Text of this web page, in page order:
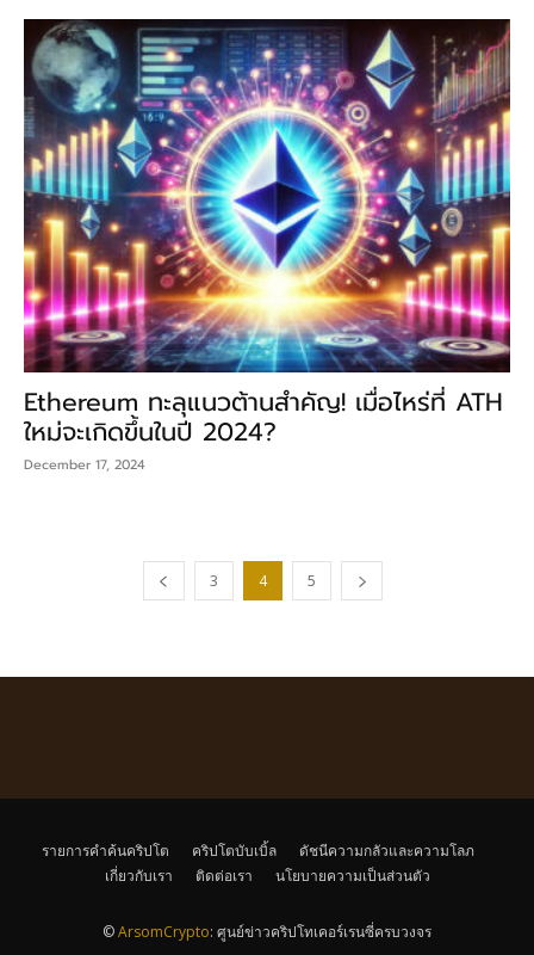
Ethereum ทะลุแนวต้านสำคัญ! เมื่อไหร่ที่ ATH
ใหม่จะเกิดขึ้นในปี 2024?
December 17, 2024
3 4 5
รายการคำค้นคริปโต คริปโตบับเบิ้ล
ดัชนีความกลัวและความโลภ
เกี่ยวกับเรา
ติดต่อเรา นโยบายความเป็นส่วนตัว
©ArsomCrypto: ศูนย์ข่าวคริปโทเคอร์เรนซี่ครบวงจร